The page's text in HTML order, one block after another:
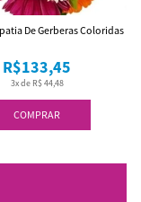
COMPRAR
3x de R$ 44,48
R$133,45
De Gerberas Coloridas